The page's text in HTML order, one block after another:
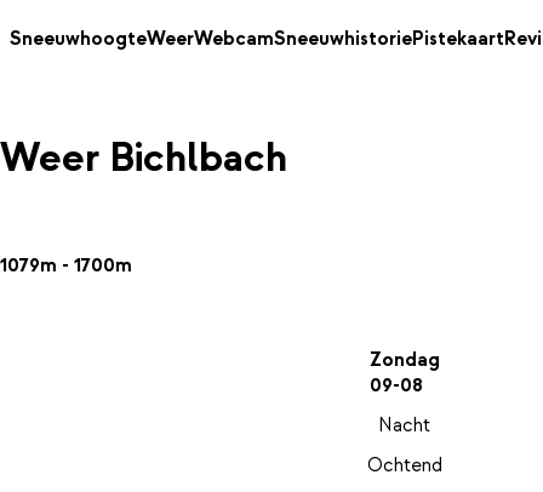
SneeuwhoogteWeerWebcamSneeuwhistoriePistekaart
Weer Bichlbach
1079m - 1700m
Zondag
09-08
Nacht
Ochtend